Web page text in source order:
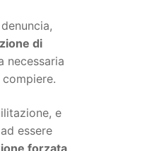
di
necessaria
e
essere